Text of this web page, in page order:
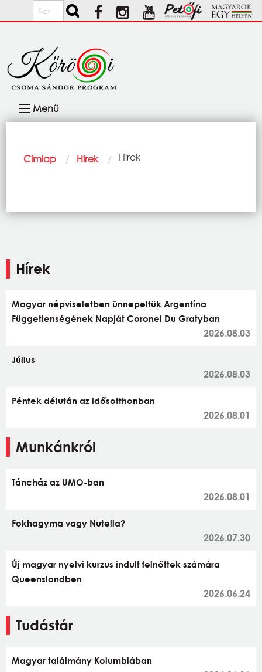
Ugrás a tartalomra
Keresés
navigáció
Menü
Morzsa
Címlap Hírek Current:
Hírek
Hírek
Magyar népviseletben ünnepeltük Argentína
Függetlenségének Napját Coronel Du Gratyban
2026.08.03
Július
2026.08.03
Péntek délután az idősotthonban
2026.08.01
Munkánkról
Táncház az UMO-ban
2026.08.01
Fokhagyma vagy Nutella?
2026.07.30
Új magyar nyelvi kurzus indult felnőttek számára
Queenslandben
2026.06.24
Tudástár
Magyar találmány Kolumbiában